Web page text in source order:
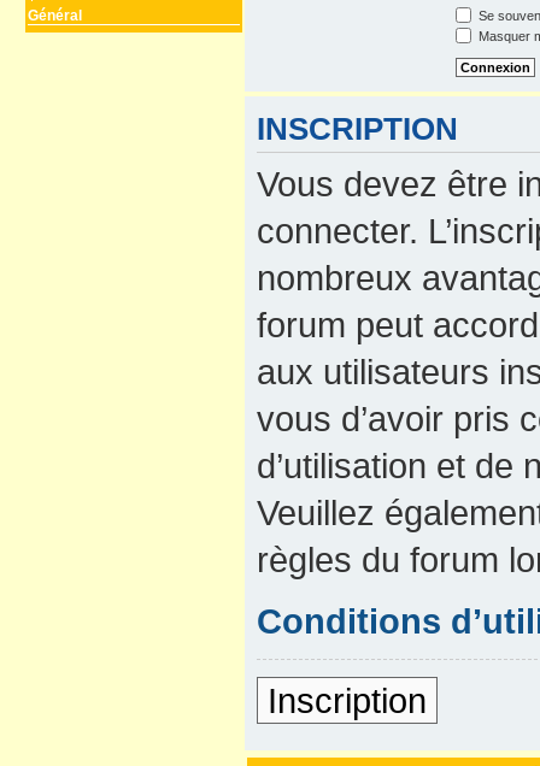
Général
Se
Masquer
INSCRIPTION
Vous devez être
connecter.
nombreux
forum peut
aux utilisateurs
vous d’avoir pris
d’utilisation et de
Veuillez
règles du forum
Conditions
Inscription